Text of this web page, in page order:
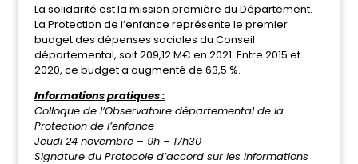
La solidarité est la mission première du Département.
La Protection de l’enfance représente le premier
budget des dépenses sociales du Conseil
départemental, soit 209,12 M€ en 2021. Entre 2015 et
2020, ce budget a augmenté de 63,5 %.
Informations pratiques :
Colloque de l’Observatoire départemental de la
Protection de l’enfance
Jeudi 24 novembre – 9h – 17h30
Signature du Protocole d’accord sur les informations